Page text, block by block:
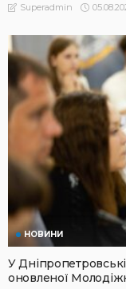
Superadmin
НОВИНИ
У
оновленої